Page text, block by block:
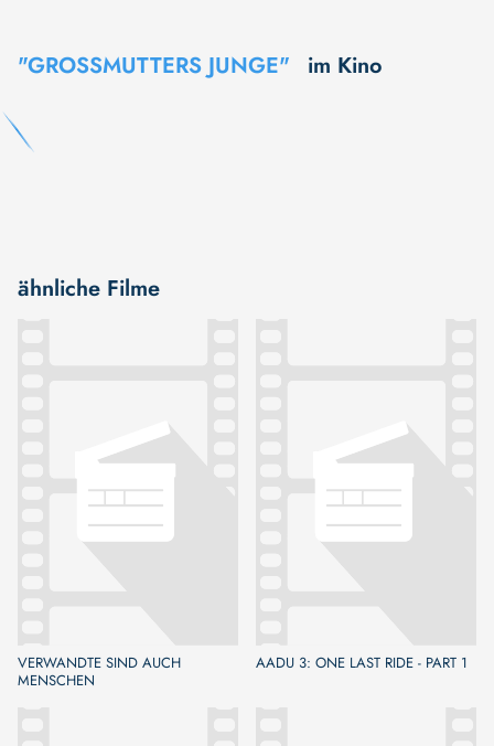
"GROSSMUTTERS JUNGE" im Kino
ähnliche Filme
VERWANDTE SIND AUCH
MENSCHEN
AADU 3: ONE LAST RIDE - PART 1